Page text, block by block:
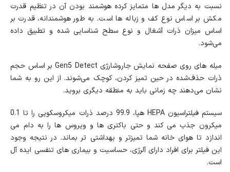
نسبت به دیگر مدل ها متمایز کرده هوشمند بودن آن در تنظیم قدرت
مکش بر اساس نوع کف و زباله ها است. به طور هوشمندانه، قدرت بر
اساس میزان ذرات آشغال و نوع سطح شناسایی شده و تطبیق داده
می‌شود.
میله ‌های روی صفحه ‌نمایش جاروشارژی Gen5 Detect بر اساس حجم
ذرات حذف‌شده در حین تمیز کردن، کوچک می‌شوند. از این رو به شما
نشان می‌دهند چه زمانی باید به منطقه دیگری بروید.
سیستم فیلتراسیون HEPA هپا، 99.9 درصد ذرات میکروسکوپی را تا 0.1
میکرون جذب می کند و حتی باکتری ها و ویروس ها را به دام می
اندازد تا هوای خانه شما تمیزتر و بهداشتی تر بماند. در نتیجه وجود
این فیلتر برای افراد دارای آلرژی، حساسیت و بیماری های تنفسی ایده آل
است.